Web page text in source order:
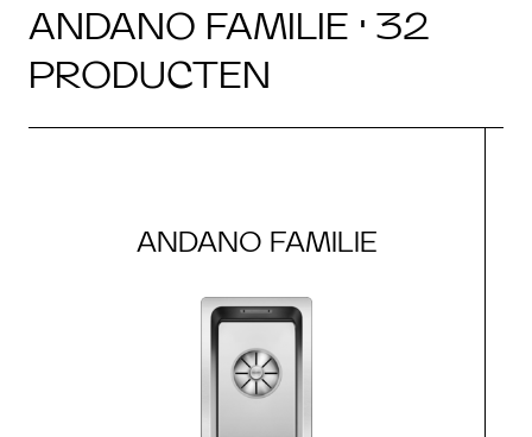
ANDANO FAMILIE · 32
PRODUCTEN
ANDANO FAMILIE